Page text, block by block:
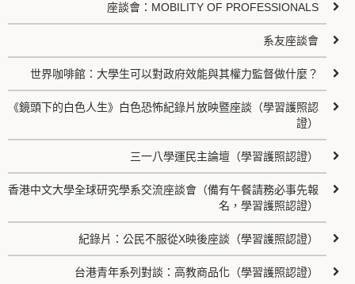
座談會：MOBILITY OF PROFESSIONALS
系友座談會
世界咖啡館：大學生可以對政府效能與其權力監督做什麼？
《鏡頭下的白色人生》白色恐怖紀錄片放映暨座談（學習護照認
證）
三一八學運民主論壇（學習護照認證）
香港中文大學全球研究學系交流座談會（備有午餐請務必事先報
名，學習護照認證）
紀錄片：公民不服從X映後座談（學習護照認證）
台港青年系列對談：高教商品化（學習護照認證）